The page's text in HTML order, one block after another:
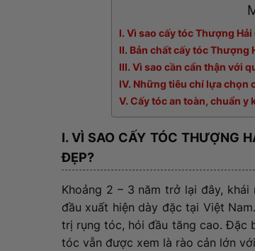
I. Vì sao cấy tóc Thượng
II. Bản chất cấy tóc Thượng
III. Vì sao cần cẩn thận với
IV. Những tiêu chí lựa chọn
V. Cấy tóc an toàn, chuẩn y
I. VÌ SAO CẤY TÓC THƯỢNG
ĐẸP?
Khoảng 2 – 3 năm trở lại đây,
đầu xuất hiện dày đặc tại Việt
trị rụng tóc, hói đầu tăng cao. Đặc
tóc vẫn được xem là rào cản lớn